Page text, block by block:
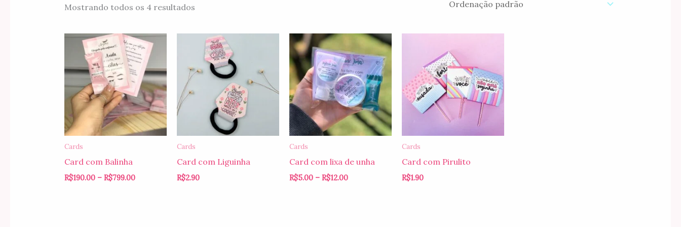
Mostrando todos os 4 resultados
Cards
Card com Balinha
R$190.00 – R$799.00
Faixa
de
preço:
R$190.00
através
R$799.00
Cards
Card com Liguinha
R$2.90
Cards
Card com lixa de unha
R$5.00 – R$12.00
Faixa
preço:
R$5.00
através
R$12.00
Cards
Card com Pirulito
R$1.90